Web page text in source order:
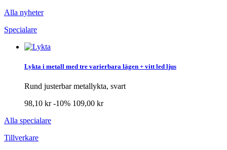
Alla nyheter
Specialare
Lykta i metall med tre varierbara lägen + vitt led ljus
Rund justerbar metallykta, svart
98,10 kr-10% 109,00 kr
Alla specialare
Tillverkare